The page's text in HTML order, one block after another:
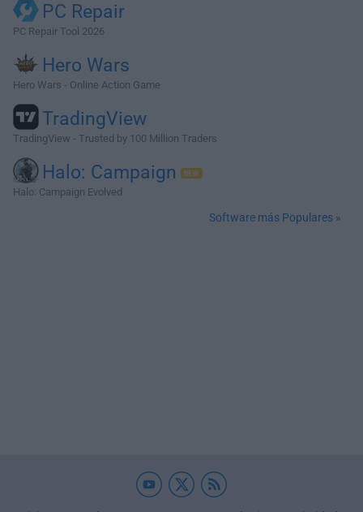
PC Repair
PC Repair Tool 2026
Hero Wars
Hero Wars - Online Action Game
TradingView
TradingView - Trusted by 100 Million Traders
Halo: Campaign
Halo: Campaign Evolved
Software más Populares »